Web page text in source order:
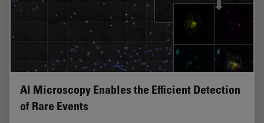
AI Microscopy Enables the Efficient Detection
of Rare Events